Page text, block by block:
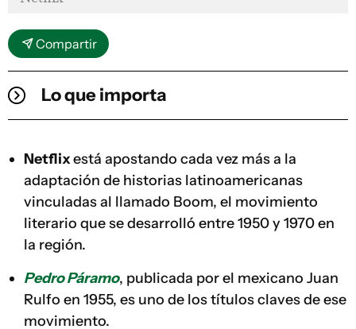
Compartir
Lo que importa
Netflixestá apostando cada vez más a la
adaptación de historias latinoamericanas
vinculadas al llamado Boom, el movimiento
literario que se desarrolló entre 1950 y 1970 en
la región.
Pedro Páramo, publicada por el mexicano Juan
Rulfo en 1955, es uno de los títulos claves de ese
movimiento.